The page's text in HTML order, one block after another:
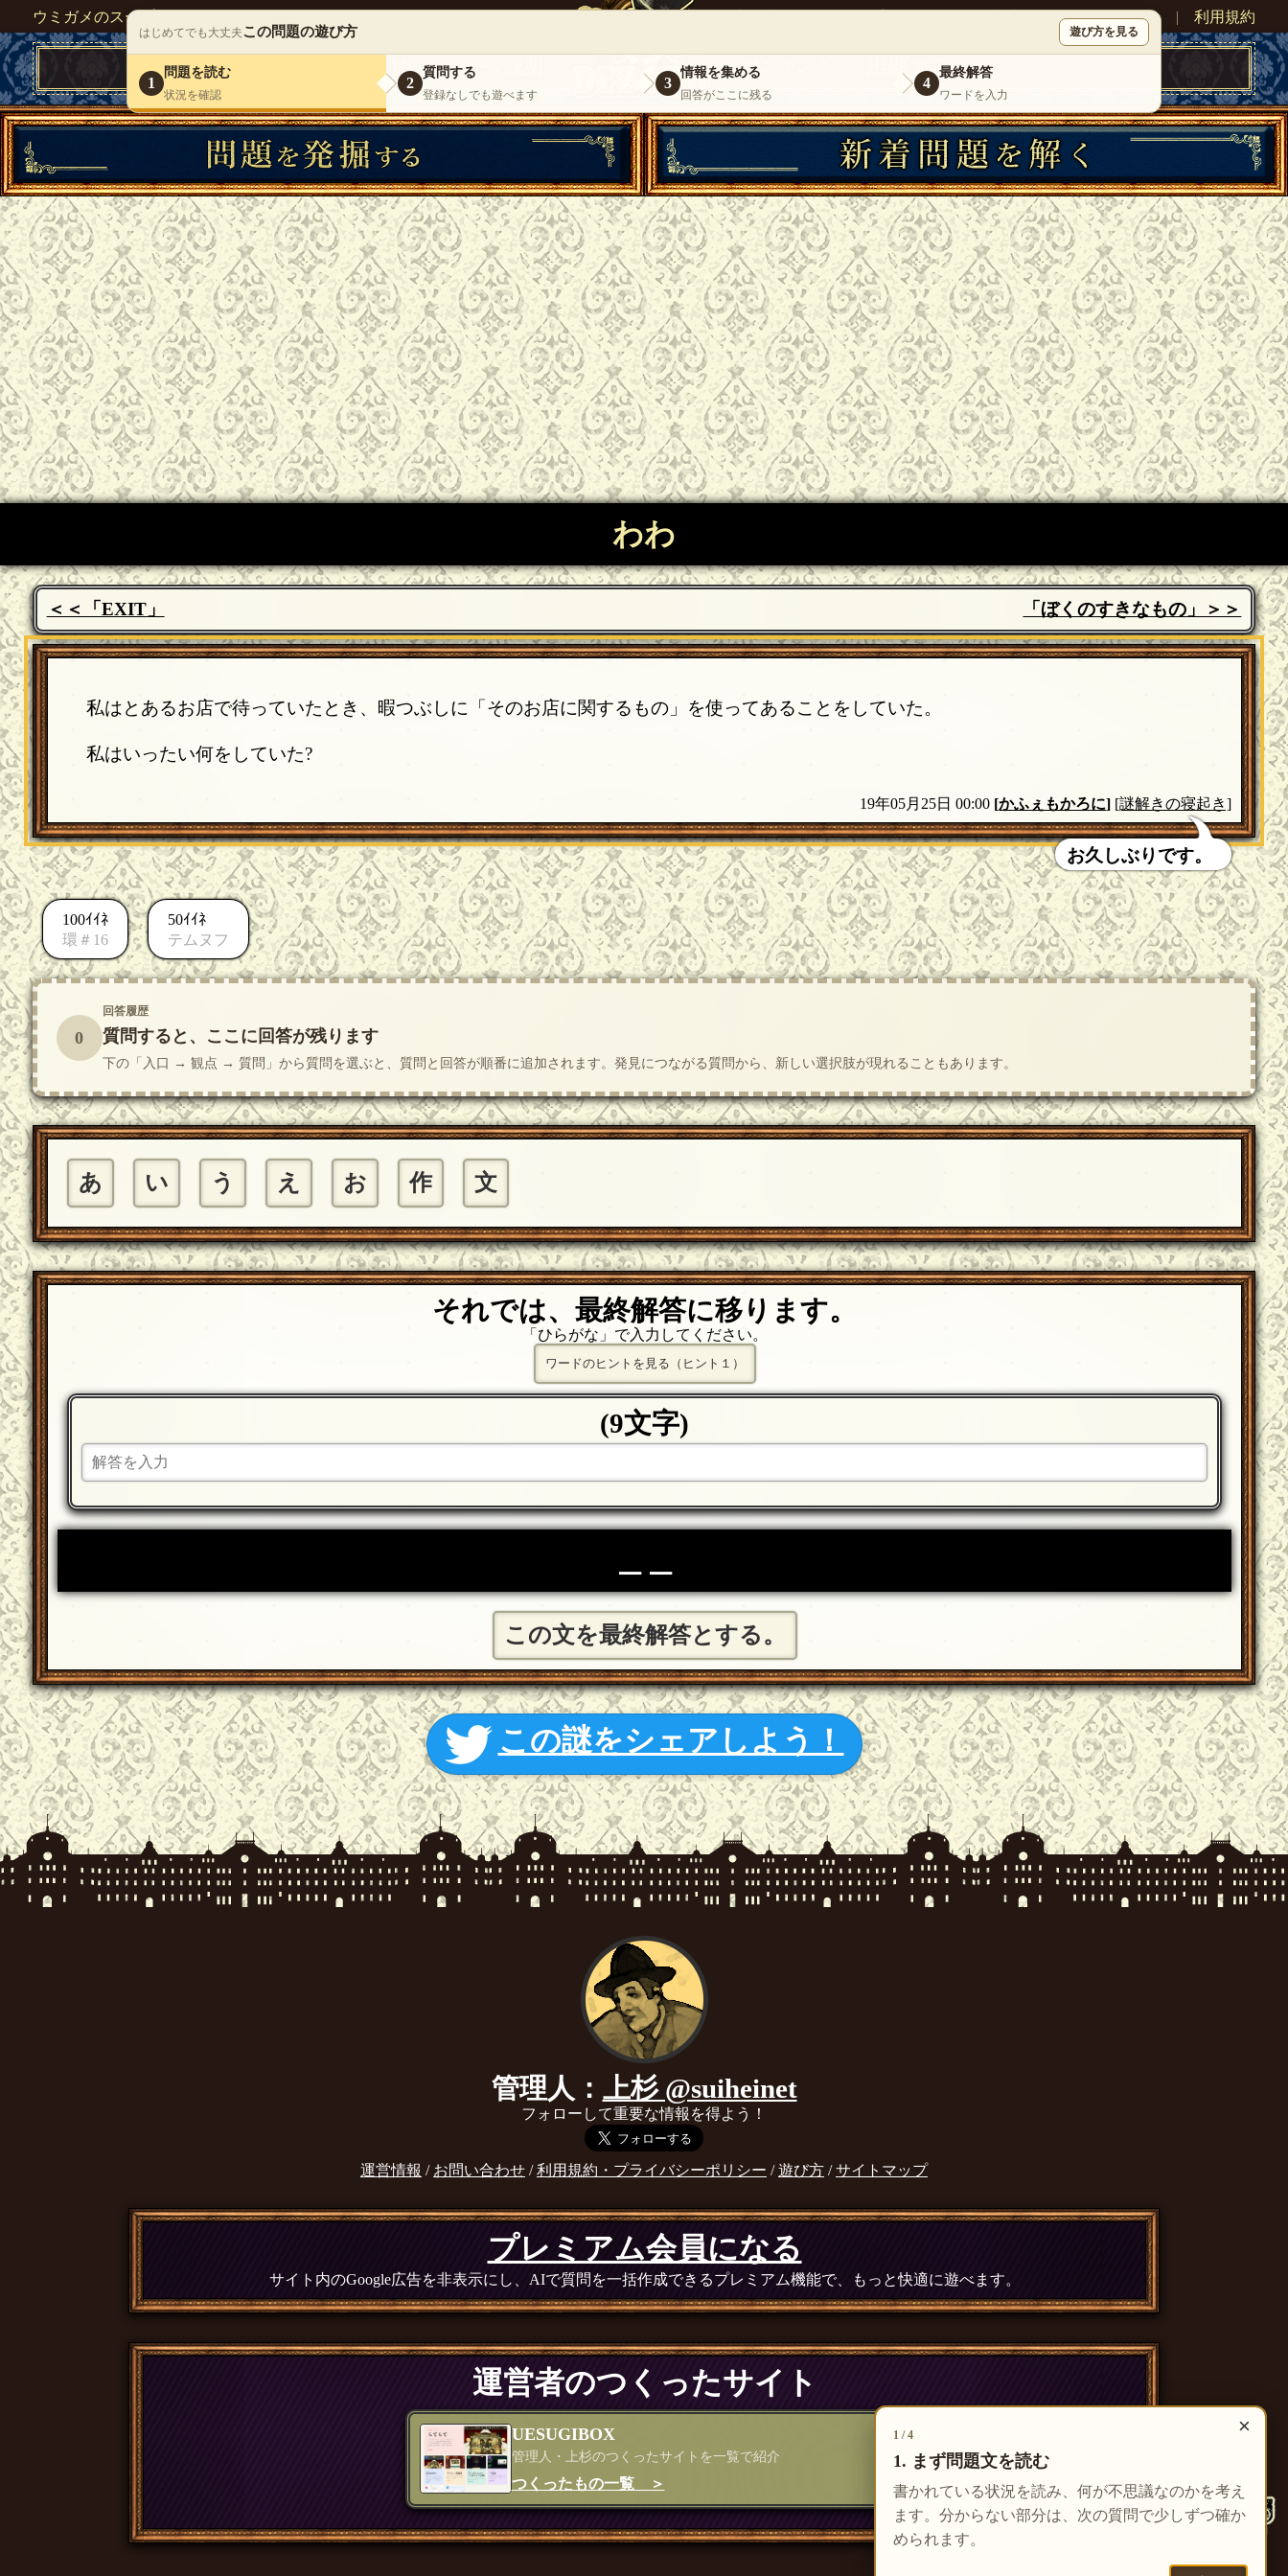
ウミガメのスープが１人で遊べる『 DEBONO（デボノ）』 |お問い合わせ|利用規約
わわ
＜＜「EXIT」 「ぼくのすきなもの」＞＞
はじめてでも大丈夫この問題の遊び方 遊び方を見る
1
問題を読む
状況を確認
2
質問する
登録なしでも遊べます
3
情報を集める
回答がここに残る
4
最終解答
ワードを入力
×
1 / 4
1. まず問題文を読む
書かれている状況を読み、何が不思議なのかを考え
ます。分からない部分は、次の質問で少しずつ確か
められます。
私はとあるお店で待っていたとき、暇つぶしに「そのお店に関するもの」を使ってあることをしていた。
私はいったい何をしていた?
19年05月25日 00:00 [かふぇもかろに] [謎解きの寝起き]
お久しぶりです。
100ｲｲﾈ
環＃16
50ｲｲﾈ
テムヌフ
0
回答履歴
質問すると、ここに回答が残ります
下の「入口 → 観点 → 質問」から質問を選ぶと、質問と回答が順番に追加されます。発見につながる質問から、新しい選択肢が現れることもあります。
あ い う え お 作 文
それでは、最終解答に移ります。
「ひらがな」で入力してください。
ワードのヒントを見る（ヒント１）
(9文字)
この文を最終解答とする。
この謎をシェアしよう！
管理人： 上杉 @suiheinet
フォローして重要な情報を得よう！
運営情報 / お問い合わせ /利用規約・プライバシーポリシー /遊び方 /サイトマップ
プレミアム会員になる
サイト内のGoogle広告を非表示にし、AIで質問を一括作成できるプレミアム機能で、もっと快適に遊べます。
運営者のつくったサイト
UESUGIBOX
管理人・上杉のつくったサイトを一覧で紹介
つくったもの一覧 ＞